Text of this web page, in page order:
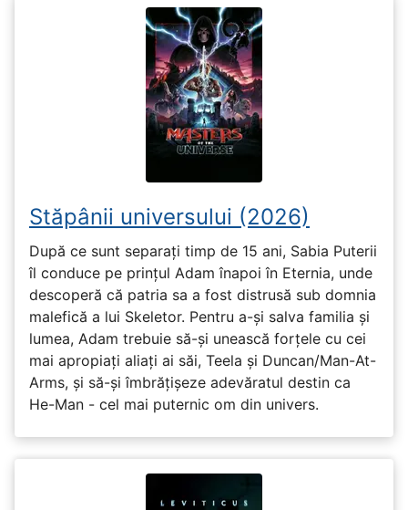
Stăpânii universului (2026)
După ce sunt separați timp de 15 ani, Sabia Puterii
îl conduce pe prințul Adam înapoi în Eternia, unde
descoperă că patria sa a fost distrusă sub domnia
malefică a lui Skeletor. Pentru a-și salva familia și
lumea, Adam trebuie să-și unească forțele cu cei
mai apropiați aliați ai săi, Teela și Duncan/Man-At-
Arms, și să-și îmbrățișeze adevăratul destin ca
He-Man - cel mai puternic om din univers.